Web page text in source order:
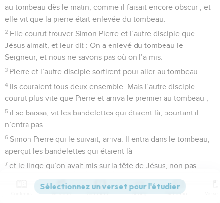
au tombeau dès le matin, comme il faisait encore obscur ; et
elle vit que la pierre était enlevée du tombeau.
2 Elle courut trouver Simon Pierre et l’autre disciple que
Jésus aimait, et leur dit : On a enlevé du tombeau le
Seigneur, et nous ne savons pas où on l’a mis.
3 Pierre et l’autre disciple sortirent pour aller au tombeau.
4 Ils couraient tous deux ensemble. Mais l’autre disciple
courut plus vite que Pierre et arriva le premier au tombeau ;
5 il se baissa, vit les bandelettes qui étaient là, pourtant il
n’entra pas.
6 Simon Pierre qui le suivait, arriva. Il entra dans le tombeau,
aperçut les bandelettes qui étaient là
7 et le linge qu’on avait mis sur la tête de Jésus, non pas
avec les bandelettes, mais roulé à une place à part.
Alors l’autre disciple, qui était arrivé le premier au
Versions Commentaires Strong